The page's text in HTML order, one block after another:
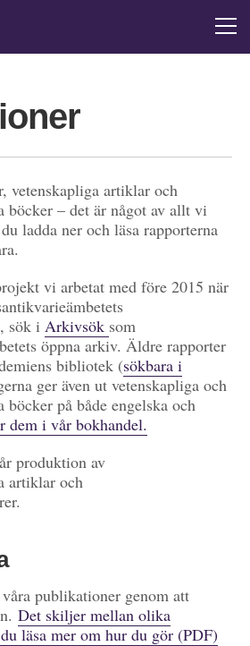
vetenskapliga artiklar och
böcker – det är något av allt vi
ladda ner och läsa rapporterna
vi arbetat med före 2015 när
sök i Arkivsök som
öppna arkiv. Äldre rapporter
bibliotek (sökbara i
ger även ut vetenskapliga och
böcker på både engelska och
dem i vår bokhandel.
produktion av
artiklar och
publikationer genom att
Det skiljer mellan olika
läsa mer om hur du gör (PDF)